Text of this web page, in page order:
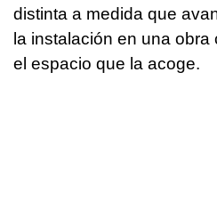
distinta a medida que
la instalación en una
el espacio que la acoge.